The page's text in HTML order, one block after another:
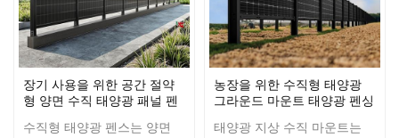
장기 사용을 위한 공간 절약
형 양면 수직 태양광 패널 펜
수직형 태양광 펜스는 양면
농장을 위한 수직형 태양광
그라운드 마운트 태양광 펜싱
태양광 지상 수직 마운트는